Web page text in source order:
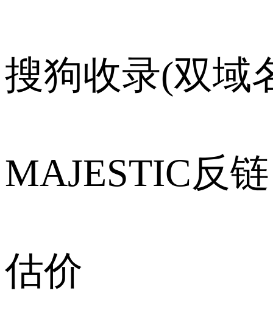
搜狗收录(双域
MAJESTIC反链
估价